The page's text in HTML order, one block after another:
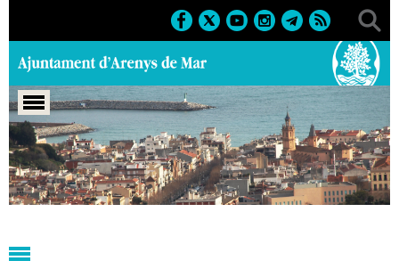
Portada > Agenda > 12-07-
2014 > Marcs > Culturals > 2014 > Sant Zenon 2014